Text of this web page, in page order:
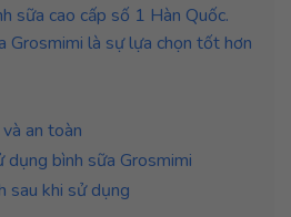
sữa cao cấp số 1 Hàn Quốc.
Grosmimi là sự lựa chọn tốt hơn
an toàn
dụng bình sữa Grosmimi
sau khi sử dụng